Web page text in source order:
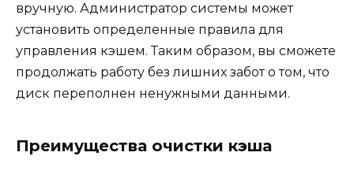
вручную. Администратор системы может
установить определенные правила для
управления кэшем. Таким образом, вы сможете
продолжать работу без лишних забот о том, что
диск переполнен ненужными данными.
Преимущества очистки кэша